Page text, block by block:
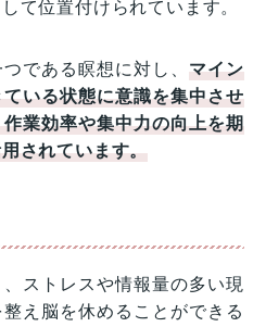
て位置付けられています。
である瞑想に対し、マイン
いる状態に意識を集中させ
業効率や集中力の向上を期
されています。
ストレスや情報量の多い現
え脳を休めることができる